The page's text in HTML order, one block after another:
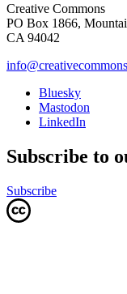
Creative Commons
PO Box 1866,
CA 94042
Bluesky
Mastodon
LinkedIn
Subscribe to
Subscribe